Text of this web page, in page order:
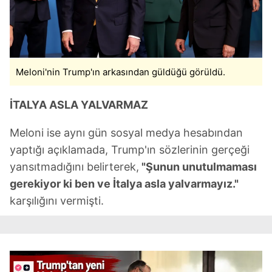
Metnimizi ziyaret edebilirsiniz.
6698 sayılı Kişisel Verilerin Korunması Kanunu uyarınca
hazırlanmış Aydınlatma Metnimizi okumak ve sitemizde
ilgili mevzuata uygun olarak kullanılan çerezlerle ilgili bilgi
almak için lütfentıklayınız.
Meloni'nin Trump'ın arkasından güldüğü görüldü.
İTALYA ASLA YALVARMAZ
Meloni ise aynı gün sosyal medya hesabından
yaptığı açıklamada, Trump'ın sözlerinin gerçeği
yansıtmadığını belirterek, "Şunun unutulmaması
gerekiyor ki ben ve İtalya asla yalvarmayız."
karşılığını vermişti.